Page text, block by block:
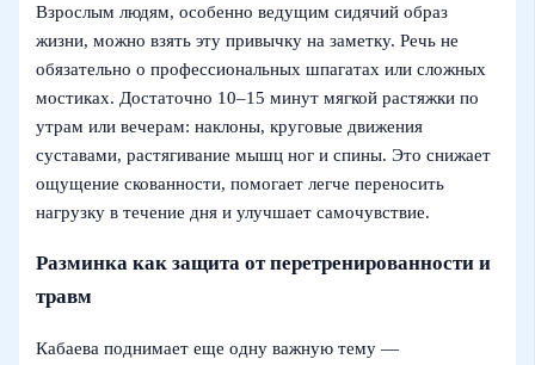
Взрослым людям, особенно ведущим сидячий образ
жизни, можно взять эту привычку на заметку. Речь не
обязательно о профессиональных шпагатах или сложных
мостиках. Достаточно 10–15 минут мягкой растяжки по
утрам или вечерам: наклоны, круговые движения
суставами, растягивание мышц ног и спины. Это снижает
ощущение скованности, помогает легче переносить
нагрузку в течение дня и улучшает самочувствие.
Разминка как защита от перетренированности и
травм
Кабаева поднимает еще одну важную тему —